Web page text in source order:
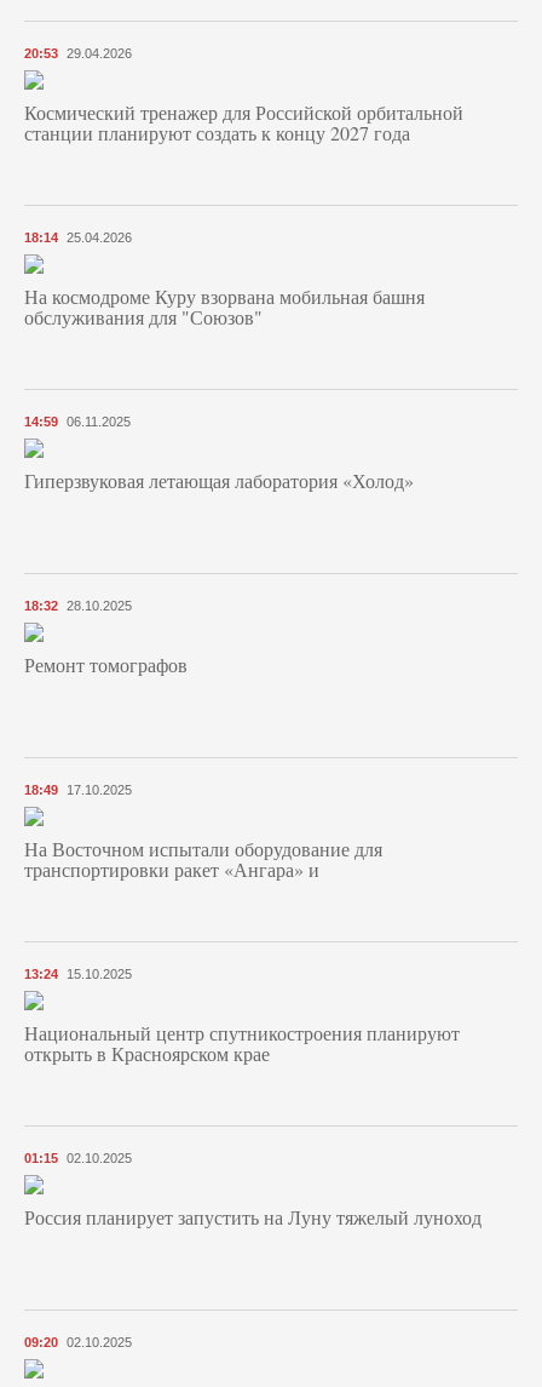
20:53 29.04.2026
Космический тренажер для Российской орбитальной
станции планируют создать к концу 2027 года
18:14 25.04.2026
На космодроме Куру взорвана мобильная башня
обслуживания для "Союзов"
14:59 06.11.2025
Гиперзвуковая летающая лаборатория «Холод»
18:32 28.10.2025
Ремонт томографов
18:49 17.10.2025
На Восточном испытали оборудование для
транспортировки ракет «Ангара» и
13:24 15.10.2025
Национальный центр спутникостроения планируют
открыть в Красноярском крае
01:15 02.10.2025
Россия планирует запустить на Луну тяжелый луноход
09:20 02.10.2025